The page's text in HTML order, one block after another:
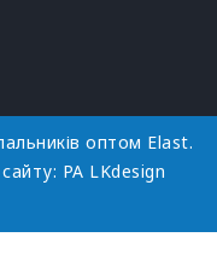
оптом Elast.
РА LKdesign